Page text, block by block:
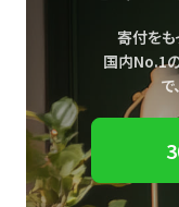
寄付をも
国内No.1
で